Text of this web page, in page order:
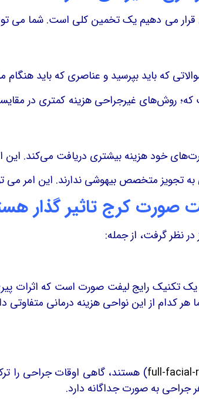
قرار می دهیم یک تخمین کلی است. شما می
که باید بپرسید و عناصری که باید هنگام
روش‌های غیرجراحی هزینه کمتری در
خود هزینه بیشتری دریافت می‌کند. این
متخصص بیهوشی ندارند. این امر می
صورت کرج تاثیر گذار
نظر گرفت، از جمله:
تکنیک رایج لیفت صورت است که اثرات
از این نواحی هزینه درمانی متفاوتی
full-facial-) هستند، گاهی اوقات جراحی را
به صورت جداگانه دارد.